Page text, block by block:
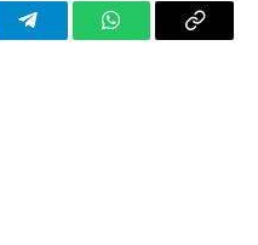
TelegramWhatsAppCopy